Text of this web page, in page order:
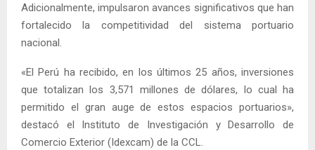
Adicionalmente, impulsaron avances significativos que han
fortalecido la competitividad del sistema portuario
nacional.
«El Perú ha recibido, en los últimos 25 años, inversiones
que totalizan los 3,571 millones de dólares, lo cual ha
permitido el gran auge de estos espacios portuarios»,
destacó el Instituto de Investigación y Desarrollo de
Comercio Exterior (Idexcam) de la CCL.